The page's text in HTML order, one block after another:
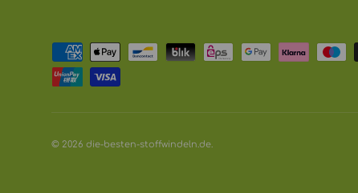
Zahlungsmethoden
© 2026 die-besten-stoffwindeln.de.